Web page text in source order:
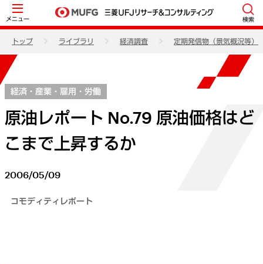
メニュー 検索
トップ ライブラリ 経済調査 定期発信物（景気概況等）
経済・産業・雇用・労働
原油レポート No.79 原油価格はど
こまで上昇するか
2006/05/09
コモディティレポート